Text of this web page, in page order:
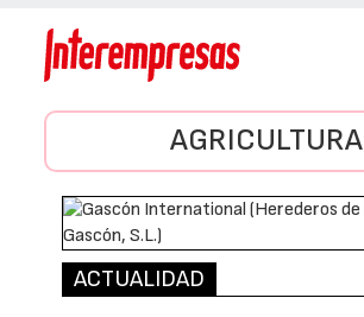
AGRICULTURA
ACTUALIDAD